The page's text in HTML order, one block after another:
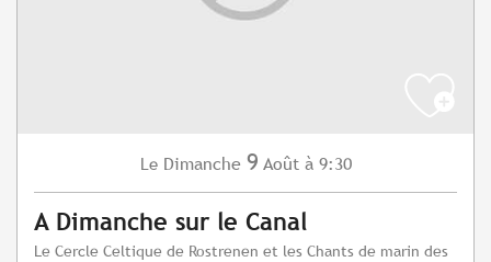
Le Dimanche 9 Août à 9:30
A Dimanche sur le Canal
Le Cercle Celtique de Rostrenen et les Chants de marin des